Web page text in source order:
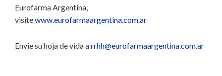
Eurofarma Argentina,
visitewww.eurofarmaargentina.com.ar
Envie su hoja de vida arrhh@eurofarmaargentina.com.ar